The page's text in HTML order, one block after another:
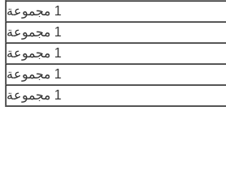
1 مجموعة
1 مجموعة
1 مجموعة
1 مجموعة
1 مجموعة